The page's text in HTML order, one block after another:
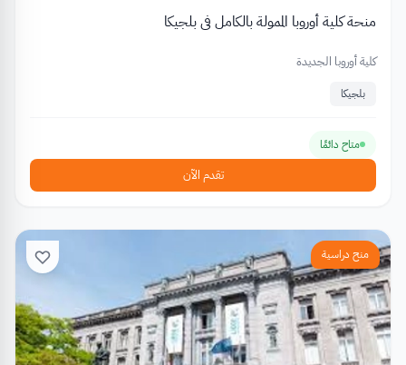
منحة كلية أوروبا الممولة بالكامل في بلجيكا
كلية أوروبا الجديدة
بلجيكا
متاح دائمًا
تقدم الآن
منح دراسية